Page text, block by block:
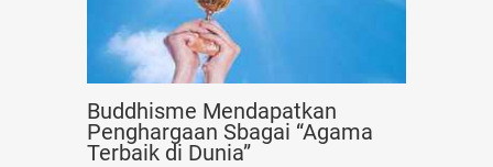
Buddhisme Mendapatkan
Penghargaan Sbagai “Agama
Terbaik di Dunia”